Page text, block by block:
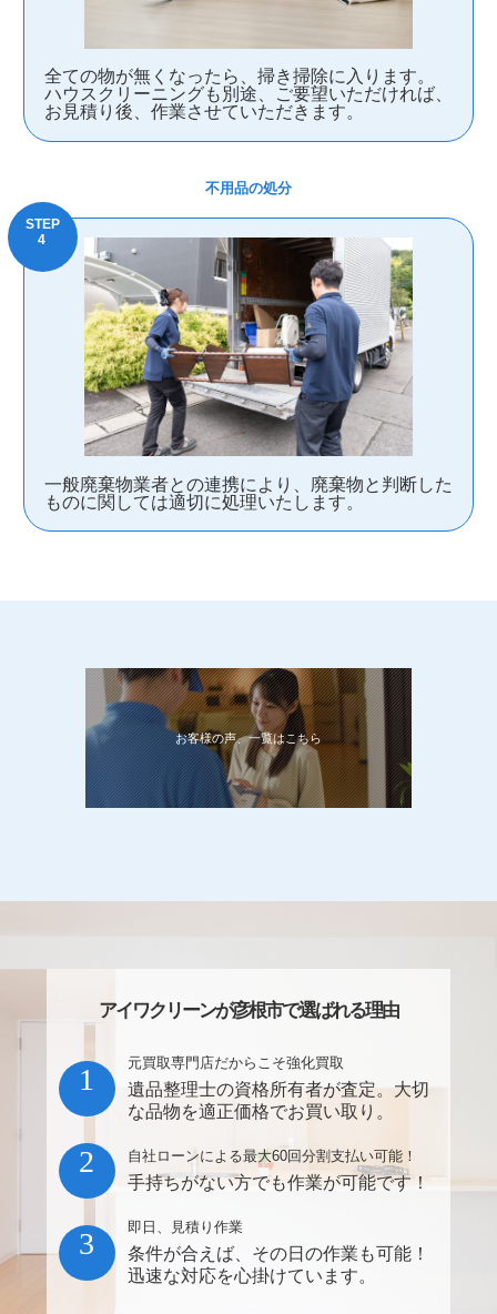
全ての物が無くなったら、掃き掃除に入ります。
ハウスクリーニングも別途、ご要望いただければ、
お見積り後、作業させていただきます。
不用品の処分
一般廃棄物業者との連携により、廃棄物と判断した
ものに関しては適切に処理いたします。
お客様の声、一覧はこちら
アイワクリーンが彦根市で選ばれる理由
元買取専門店だからこそ強化買取
遺品整理士の資格所有者が査定。大切
な品物を適正価格でお買い取り。
1
自社ローンによる最大60回分割支払い可能！
手持ちがない方でも作業が可能です！
2
即日、見積り作業
条件が合えば、その日の作業も可能！
迅速な対応を心掛けています。
3